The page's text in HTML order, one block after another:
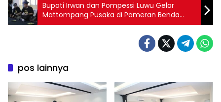
Bupati Irwan dan Pompessi Luwu Gelar
Mattompang Pusaka di Pameran Benda
Pusaka
pos lainnya